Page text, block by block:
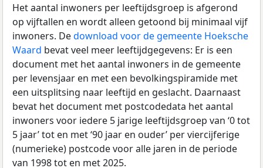
Het aantal inwoners per leeftijdsgroep is afgerond
op vijftallen en wordt alleen getoond bij minimaal vijf
inwoners. Dedownload voor de gemeente Hoeksche
Waard bevat veel meer leeftijdgegevens: Er is een
document met het aantal inwoners in de gemeente
per levensjaar en met een bevolkingspiramide met
een uitsplitsing naar leeftijd en geslacht. Daarnaast
bevat het document met postcodedata het aantal
inwoners voor iedere 5 jarige leeftijdsgroep van ‘0 tot
5 jaar’ tot en met ‘90 jaar en ouder’ per viercijferige
(numerieke) postcode voor alle jaren in de periode
van 1998 tot en met 2025.